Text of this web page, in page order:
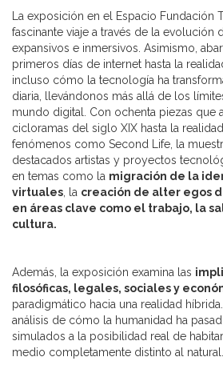
La exposición en el Espacio Fundación
fascinante viaje a través de la evolución
expansivos e inmersivos. Asimismo,
primeros días de internet hasta la
incluso cómo la tecnología ha
diaria, llevándonos más allá de los
mundo digital. Con ochenta piezas que
cicloramas del siglo XIX hasta la
fenómenos como Second Life, la
destacados artistas y proyectos
en temas como la migración de la
virtuales , la creación de alter egos
en áreas clave como el trabajo, la
cultura.
Además, la exposición examina las
filosóficas, legales, sociales y
paradigmático hacia una realidad
análisis de cómo la humanidad ha
simulados a la posibilidad real de
medio completamente distinto al natural.